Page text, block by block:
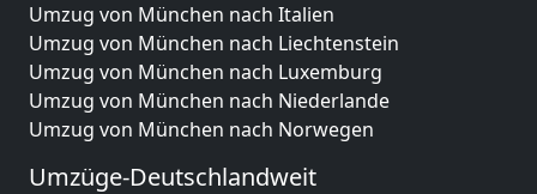
Umzug von München nach Italien
Umzug von München nach Liechtenstein
Umzug von München nach Luxemburg
Umzug von München nach Niederlande
Umzug von München nach Norwegen
Umzüge-Deutschlandweit